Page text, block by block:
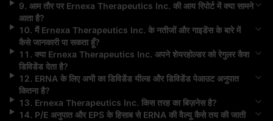
9. आम तौर पर Ernexa Therapeutics Inc. की आय रिपोर्ट में क्या सामने
आता है?
10. मैं Ernexa Therapeutics Inc. के नतीजों और गाइडेंस के बारे में
कैसे जानकारी पा सकता हूँ?
11 . क्या Ernexa Therapeutics Inc. अपने शेयरहोल्डर को रेगुलर कैश
डिविडेंड देता है?
12. ERNA के लिए अभी का डिविडेंड यील्ड और डिविडेंड पेआउट अनुपात
कितना है?
13. Ernexa Therapeutics Inc. किस तरह का बिज़नेस है?
14. P/E अनुपात और EPS के हिसाब से ERNA की वैल्यू कैसे तय की जाती